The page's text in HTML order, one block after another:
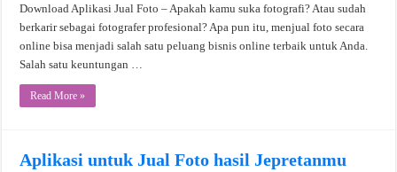
Download Aplikasi Jual Foto – Apakah kamu suka fotografi? Atau sudah
berkarir sebagai fotografer profesional? Apa pun itu, menjual foto secara
online bisa menjadi salah satu peluang bisnis online terbaik untuk Anda.
Salah satu keuntungan …
Read More »
Aplikasi untuk Jual Foto hasil Jepretanmu